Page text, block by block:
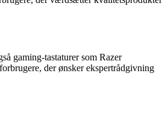
gaming-tastaturer som Razer
der ønsker ekspertrådgivning